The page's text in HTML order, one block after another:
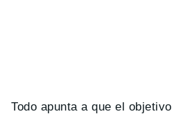
Todo apunta a que el